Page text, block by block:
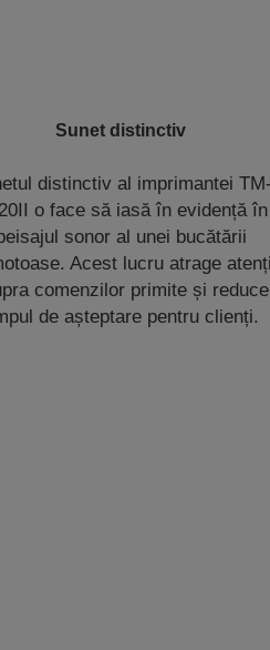
Sunet distinctiv
distinctiv al imprimantei TM-
o face să iasă în evidență în
sonor al unei bucătării
Acest lucru atrage
comenzilor primite și reduce
de așteptare pentru clienți.